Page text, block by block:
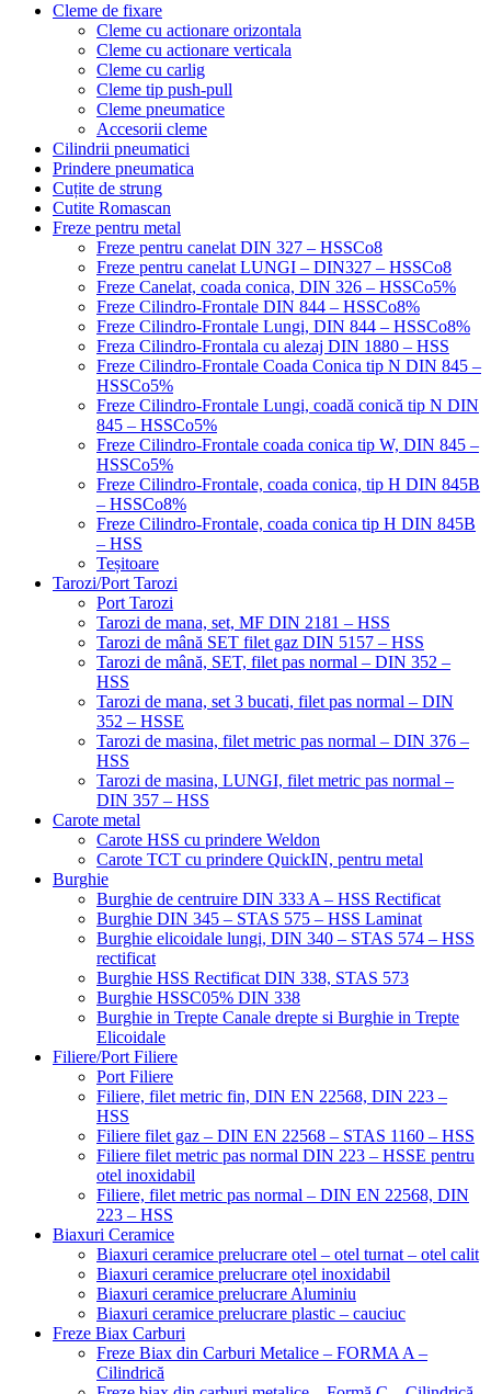
Cleme de fixare
Cleme cu actionare orizontala
Cleme cu actionare verticala
Cleme cu carlig
Cleme tip push-pull
Cleme pneumatice
Accesorii cleme
Cilindrii pneumatici
Prindere pneumatica
Cuțite de strung
Cutite Romascan
Freze pentru metal
Freze pentru canelat DIN 327 – HSSCo8
Freze pentru canelat LUNGI – DIN327 – HSSCo8
Freze Canelat, coada conica, DIN 326 – HSSCo5%
Freze Cilindro-Frontale DIN 844 – HSSCo8%
Freze Cilindro-Frontale Lungi, DIN 844 – HSSCo8%
Freza Cilindro-Frontala cu alezaj DIN 1880 – HSS
Freze Cilindro-Frontale Coada Conica tip N DIN 845 –
HSSCo5%
Freze Cilindro-Frontale Lungi, coadă conică tip N DIN
845 – HSSCo5%
Freze Cilindro-Frontale coada conica tip W, DIN 845 –
HSSCo5%
Freze Cilindro-Frontale, coada conica, tip H DIN 845B
– HSSCo8%
Freze Cilindro-Frontale, coada conica tip H DIN 845B
– HSS
Teșitoare
Tarozi/Port Tarozi
Port Tarozi
Tarozi de mana, set, MF DIN 2181 – HSS
Tarozi de mână SET filet gaz DIN 5157 – HSS
Tarozi de mână, SET, filet pas normal – DIN 352 –
HSS
Tarozi de mana, set 3 bucati, filet pas normal – DIN
352 – HSSE
Tarozi de masina, filet metric pas normal – DIN 376 –
HSS
Tarozi de masina, LUNGI, filet metric pas normal –
DIN 357 – HSS
Carote metal
Carote HSS cu prindere Weldon
Carote TCT cu prindere QuickIN, pentru metal
Burghie
Burghie de centruire DIN 333 A – HSS Rectificat
Burghie DIN 345 – STAS 575 – HSS Laminat
Burghie elicoidale lungi, DIN 340 – STAS 574 – HSS
rectificat
Burghie HSS Rectificat DIN 338, STAS 573
Burghie HSSC05% DIN 338
Burghie in Trepte Canale drepte si Burghie in Trepte
Elicoidale
Filiere/Port Filiere
Port Filiere
Filiere, filet metric fin, DIN EN 22568, DIN 223 –
HSS
Filiere filet gaz – DIN EN 22568 – STAS 1160 – HSS
Filiere filet metric pas normal DIN 223 – HSSE pentru
otel inoxidabil
Filiere, filet metric pas normal – DIN EN 22568, DIN
223 – HSS
Biaxuri Ceramice
Biaxuri ceramice prelucrare otel – otel turnat – otel calit
Biaxuri ceramice prelucrare oțel inoxidabil
Biaxuri ceramice prelucrare Aluminiu
Biaxuri ceramice prelucrare plastic – cauciuc
Freze Biax Carburi
Freze Biax din Carburi Metalice – FORMA A –
Cilindrică